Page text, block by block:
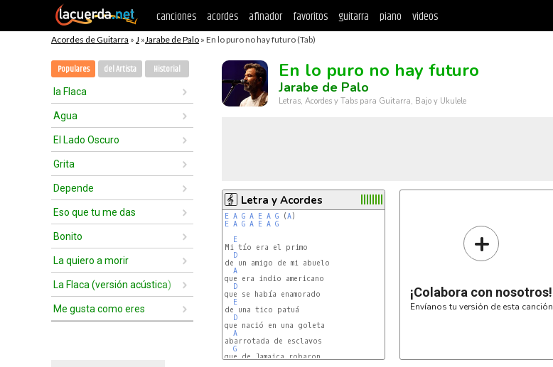
canciones acordes afinador favoritos guitarra piano videos
Acordes de Guitarra » J »Jarabe de Palo » En lo puro no hay futuro (Tab)
Populares del Artista Historial
la Flaca
Agua
El Lado Oscuro
Grita
Depende
Eso que tu me das
Bonito
La quiero a morir
La Flaca (versión acústica)
Me gusta como eres
En lo puro no hay futuro
Jarabe de Palo
Letras, Acordes y Tabs para Guitarra, Bajo y Ukulele
Letra y Acordes
E A G A E A G (A
E A G A E A G
E
Mi tío era el primo
D
de un amigo de mi abuelo
A
que era indio americano
D
que se había enamorado
E
de una tico patuá
D
que nació en una goleta
A
abarrotada de esclavos
G
que de Jamaica robaron.
+
¡Colabora con nosotros!
Envíanos tu versión de esta canción